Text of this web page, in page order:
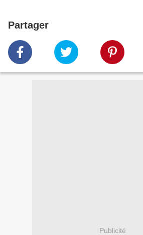
Partager
Publicité